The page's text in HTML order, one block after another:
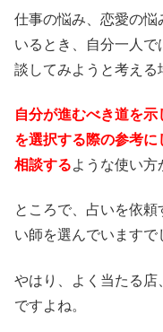
仕事の悩み、恋愛の
いるとき、自分一人
談してみようと考える
自分が進むべき道を
を選択する際の参考
相談するような使い方
ところで、占いを依
い師を選んでいますで
やはり、よく当たる
ですよね。